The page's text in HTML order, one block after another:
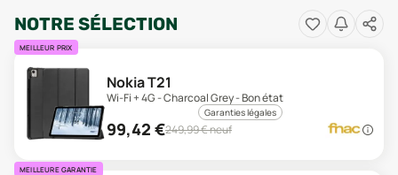
NOTRE SÉLECTION
MEILLEUR PRIX
Nokia T21
Wi-Fi + 4G - Charcoal Grey - Bon état
Garanties légales
99,42 €249,99€ neuf
MEILLEURE GARANTIE